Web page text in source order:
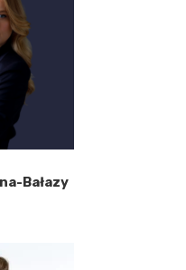
Bałazy